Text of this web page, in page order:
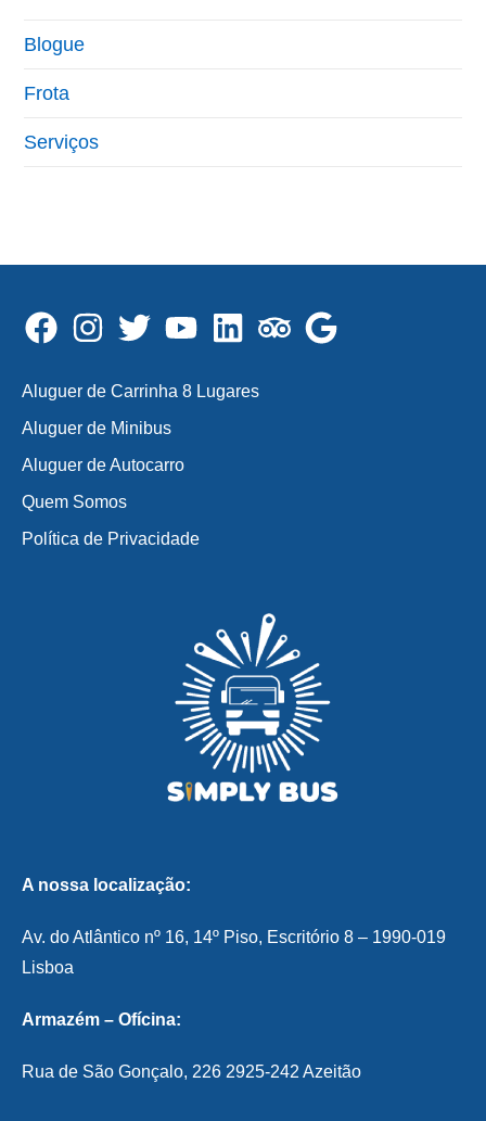
Blogue
Frota
Serviços
Aluguer de Carrinha 8 Lugares
Aluguer de Minibus
Aluguer de Autocarro
Quem Somos
Política de Privacidade
A nossa localização:
Av. do Atlântico nº 16, 14º Piso, Escritório 8 – 1990-019
Lisboa
Armazém – Ofícina:
Rua de São Gonçalo, 226 2925-242 Azeitão